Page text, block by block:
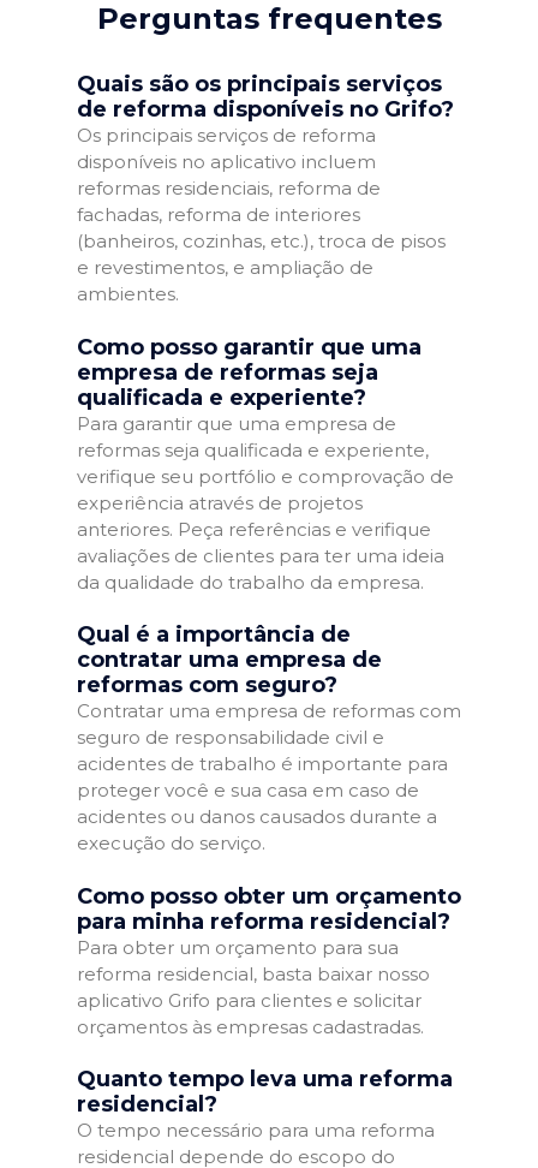
Perguntas frequentes
Quais são os principais serviços
de reforma disponíveis no Grifo?
Os principais serviços de reforma
disponíveis no aplicativo incluem
reformas residenciais, reforma de
fachadas, reforma de interiores
(banheiros, cozinhas, etc.), troca de pisos
e revestimentos, e ampliação de
ambientes.
Como posso garantir que uma
empresa de reformas seja
qualificada e experiente?
Para garantir que uma empresa de
reformas seja qualificada e experiente,
verifique seu portfólio e comprovação de
experiência através de projetos
anteriores. Peça referências e verifique
avaliações de clientes para ter uma ideia
da qualidade do trabalho da empresa.
Qual é a importância de
contratar uma empresa de
reformas com seguro?
Contratar uma empresa de reformas com
seguro de responsabilidade civil e
acidentes de trabalho é importante para
proteger você e sua casa em caso de
acidentes ou danos causados durante a
execução do serviço.
Como posso obter um orçamento
para minha reforma residencial?
Para obter um orçamento para sua
reforma residencial, basta baixar nosso
aplicativo Grifo para clientes e solicitar
orçamentos às empresas cadastradas.
Quanto tempo leva uma reforma
residencial?
O tempo necessário para uma reforma
residencial depende do escopo do